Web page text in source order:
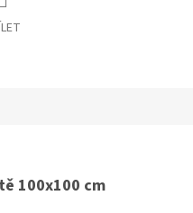
100x100 cm